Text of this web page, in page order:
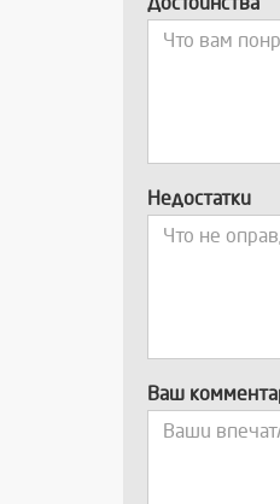
Недостатки
Ваш